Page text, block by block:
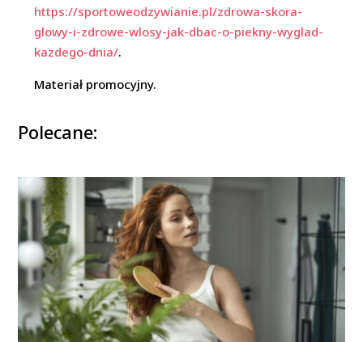
https://sportoweodzywianie.pl/zdrowa-skora-
glowy-i-zdrowe-wlosy-jak-dbac-o-piekny-wyglad-
kazdego-dnia/.
Materiał promocyjny.
Polecane: